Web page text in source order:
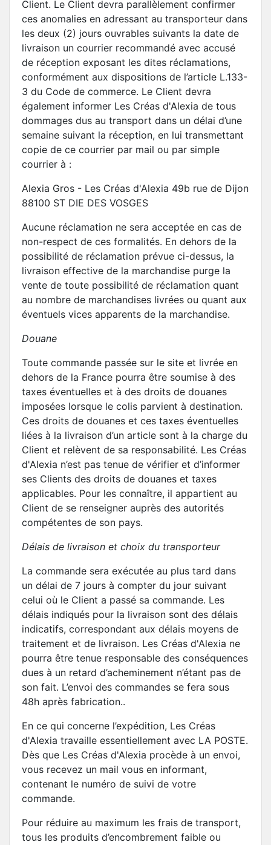
Client. Le Client devra parallèlement confirmer
ces anomalies en adressant au transporteur dans
les deux (2) jours ouvrables suivants la date de
livraison un courrier recommandé avec accusé
de réception exposant les dites réclamations,
conformément aux dispositions de l’article L.133-
3 du Code de commerce. Le Client devra
également informer Les Créas d'Alexia de tous
dommages dus au transport dans un délai d’une
semaine suivant la réception, en lui transmettant
copie de ce courrier par mail ou par simple
courrier à :
Alexia Gros - Les Créas d'Alexia 49b rue de Dijon
88100 ST DIE DES VOSGES
Aucune réclamation ne sera acceptée en cas de
non-respect de ces formalités. En dehors de la
possibilité de réclamation prévue ci-dessus, la
livraison effective de la marchandise purge la
vente de toute possibilité de réclamation quant
au nombre de marchandises livrées ou quant aux
éventuels vices apparents de la marchandise.
Douane
Toute commande passée sur le site et livrée en
dehors de la France pourra être soumise à des
taxes éventuelles et à des droits de douanes
imposées lorsque le colis parvient à destination.
Ces droits de douanes et ces taxes éventuelles
liées à la livraison d’un article sont à la charge du
Client et relèvent de sa responsabilité. Les Créas
d'Alexia n’est pas tenue de vérifier et d’informer
ses Clients des droits de douanes et taxes
applicables. Pour les connaître, il appartient au
Client de se renseigner auprès des autorités
compétentes de son pays.
Délais de livraison et choix du transporteur
La commande sera exécutée au plus tard dans
un délai de 7 jours à compter du jour suivant
celui où le Client a passé sa commande. Les
délais indiqués pour la livraison sont des délais
indicatifs, correspondant aux délais moyens de
traitement et de livraison. Les Créas d'Alexia ne
pourra être tenue responsable des conséquences
dues à un retard d’acheminement n’étant pas de
son fait. L’envoi des commandes se fera sous
48h après fabrication..
En ce qui concerne l’expédition, Les Créas
d'Alexia travaille essentiellement avec LA POSTE.
Dès que Les Créas d'Alexia procède à un envoi,
vous recevez un mail vous en informant,
contenant le numéro de suivi de votre
commande.
Pour réduire au maximum les frais de transport,
tous les produits d’encombrement faible ou